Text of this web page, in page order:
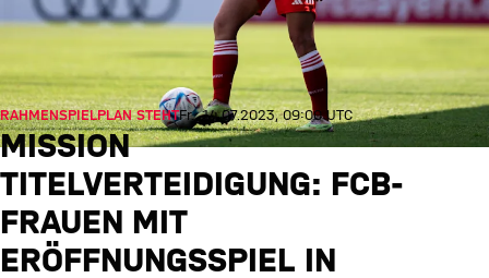
RAHMENSPIELPLAN STEHTFr., 14.07.2023, 09:00 UTC
MISSION
TITELVERTEIDIGUNG: FCB-
FRAUEN MIT
ERÖFFNUNGSSPIEL IN